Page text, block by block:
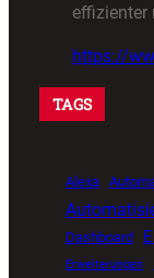
effizienter
https://
TAGS
Alexa
Dashboard
Erweiterungen